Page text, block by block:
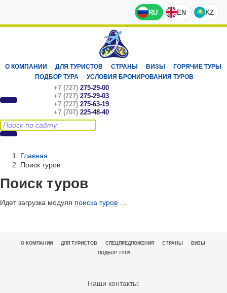
RU EN KZ
О КОМПАНИИ ДЛЯ ТУРИСТОВ СТРАНЫ ВИЗЫ
ГОРЯЧИЕ ТУРЫ
ПОДБОР ТУРА
УСЛОВИЯ БРОНИРОВАНИЯ ТУРОВ
+7 (727) 275-29-00
+7 (727) 275-29-03
+7 (727) 275-63-19
+7 (707) 225-48-40
Главная
Поиск туров
Поиск туров
Идет загрузка модуля поиска туров
О КОМПАНИИ ДЛЯ ТУРИСТОВ СПЕЦПРЕДЛОЖЕНИЯ СТРАНЫ
ВИЗЫ
ПОДБОР ТУРА
Наши контакты: